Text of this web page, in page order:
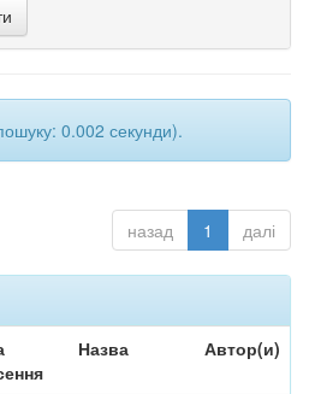
0.002 секунди).
назад 1 далі
Назва Автор(и)